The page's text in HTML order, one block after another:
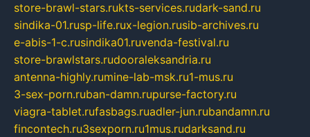
store-brawl-stars.rukts-services.rudark-sand.ru
sindika-01.rusp-life.rux-legion.rusib-archives.ru
e-abis-1-c.rusindika01.ruvenda-festival.ru
store-brawlstars.rudooraleksandria.ru
antenna-highly.rumine-lab-msk.ru1-mus.ru
3-sex-porn.ruban-damn.rupurse-factory.ru
viagra-tablet.rufasbags.ruadler-jun.rubandamn.ru
fincontech.ru3sexporn.ru1mus.rudarksand.ru